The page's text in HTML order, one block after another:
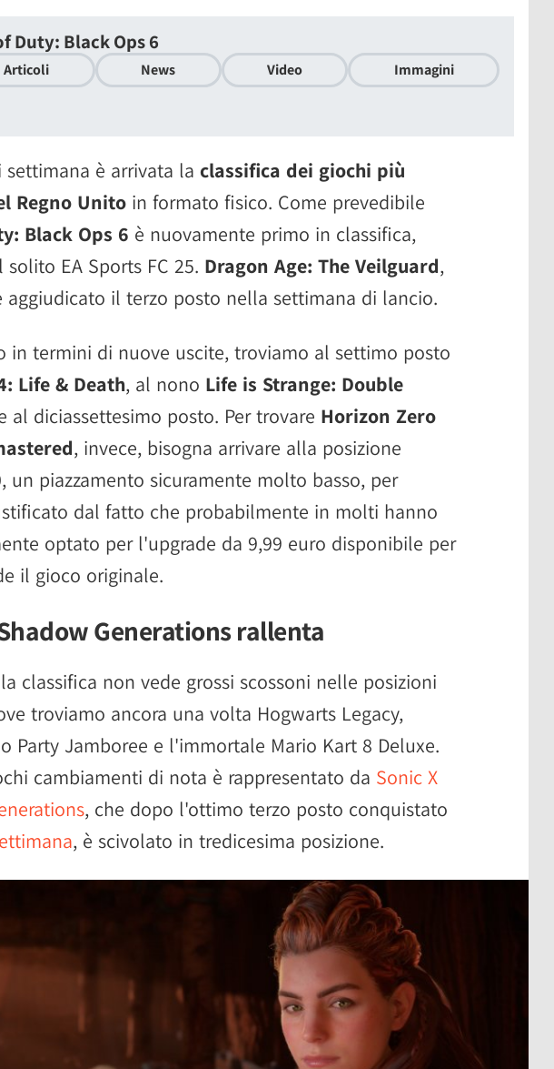
Duty: Black Ops 6
Articoli News Video Immagini
settimana è arrivata la classifica dei giochi più
Regno Unito in formato fisico. Come prevedibile
Black Ops 6 è nuovamente primo in classifica,
EA Sports FC 25. Dragon Age: The Veilguard,
aggiudicato il terzo posto nella settimana di lancio.
in termini di nuove uscite, troviamo al settimo posto
Life & Death, al nono Life is Strange: Double
al diciassettesimo posto. Per trovare Horizon Zero
, invece, bisogna arrivare alla posizione
un piazzamento sicuramente molto basso, per
dal fatto che probabilmente in molti hanno
optato per l'upgrade da 9,99 euro disponibile per
il gioco originale.
Generations rallenta
classifica non vede grossi scossoni nelle posizioni
troviamo ancora una volta Hogwarts Legacy,
Party Jamboree e l'immortale Mario Kart 8 Deluxe.
cambiamenti di nota è rappresentato da Sonic X
, che dopo l'ottimo terzo posto conquistato
, è scivolato in tredicesima posizione.